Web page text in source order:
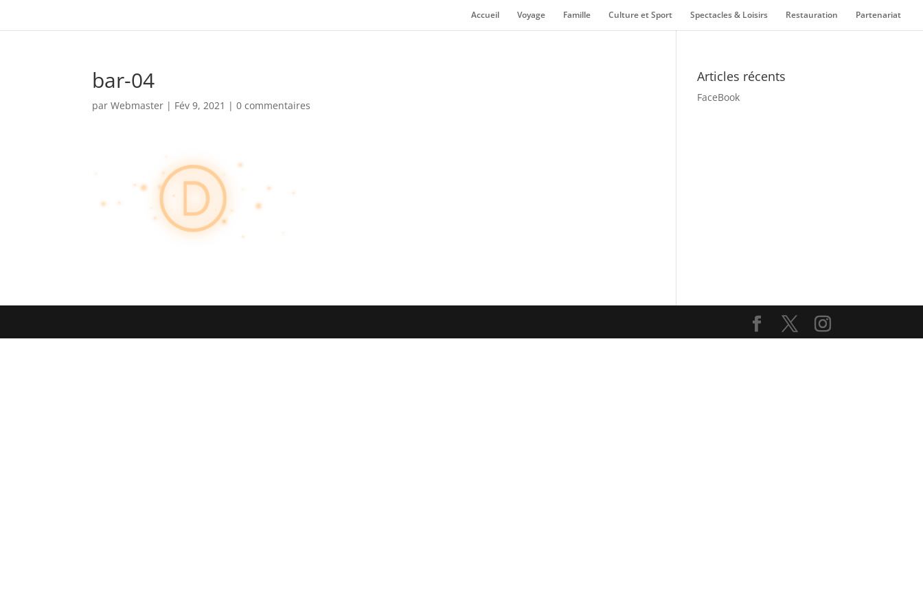
Accueil Voyage Famille Culture et Sport Spectacles & Loisirs Restauration Partenariat
bar-04
parWebmaster | Fév 9, 2021 |0 commentaires
Articles récents
FaceBook